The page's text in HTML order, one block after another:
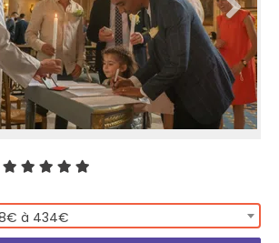
à 434€